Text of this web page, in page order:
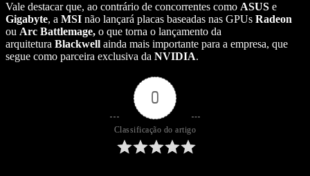
Vale destacar que, ao contrário de concorrentes como ASUS e
Gigabyte, a MSI não lançará placas baseadas nas GPUs Radeon
ou Arc Battlemage, o que torna o lançamento da
arquitetura Blackwell ainda mais importante para a empresa, que
segue como parceira exclusiva da NVIDIA.
0
Classificação do artigo